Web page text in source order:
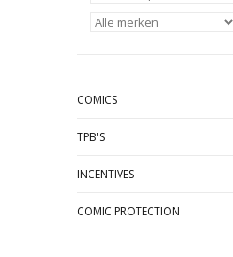
COMICS
TPB'S
INCENTIVES
COMIC PROTECTION